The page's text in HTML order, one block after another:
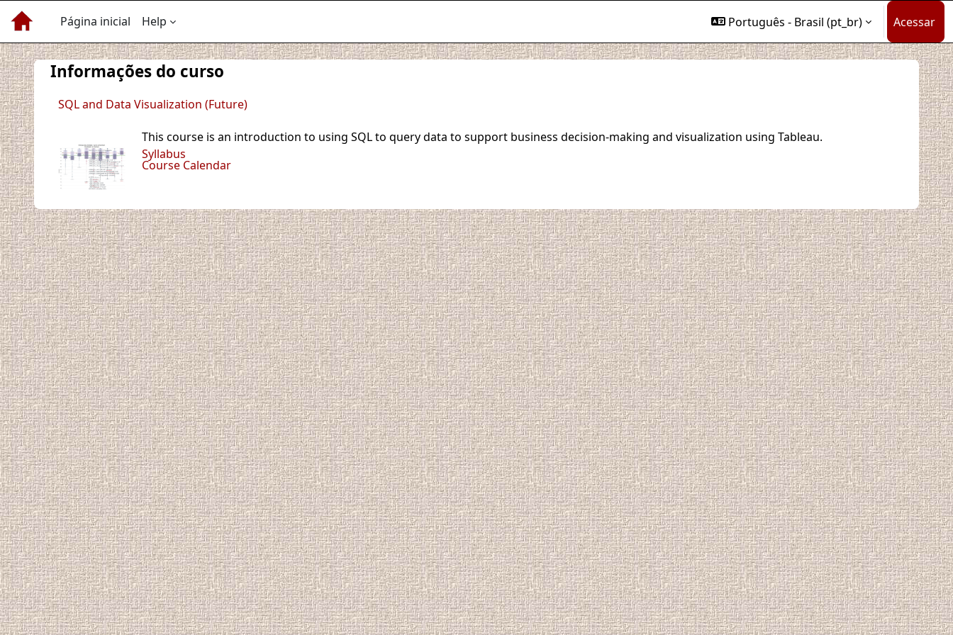
Ir para o conteúdo principal
Página inicial
Help Português - Brasil ‎(pt_br)‎ Acessar
Informações do curso
SQL and Data Visualization (Future)
This course is an introduction to using SQL to query data to support business decision-making and visualization using Tableau.
Syllabus
Course Calendar